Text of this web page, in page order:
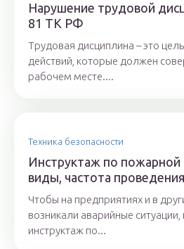
Нарушение трудовой
81 ТК РФ
Трудовая дисциплина – это
действий, которые должен
рабочем месте....
Техника безопасности
Инструктаж по пожарной
виды, частота проведения
Чтобы на предприятиях и в
возникали аварийные
инструктаж по...